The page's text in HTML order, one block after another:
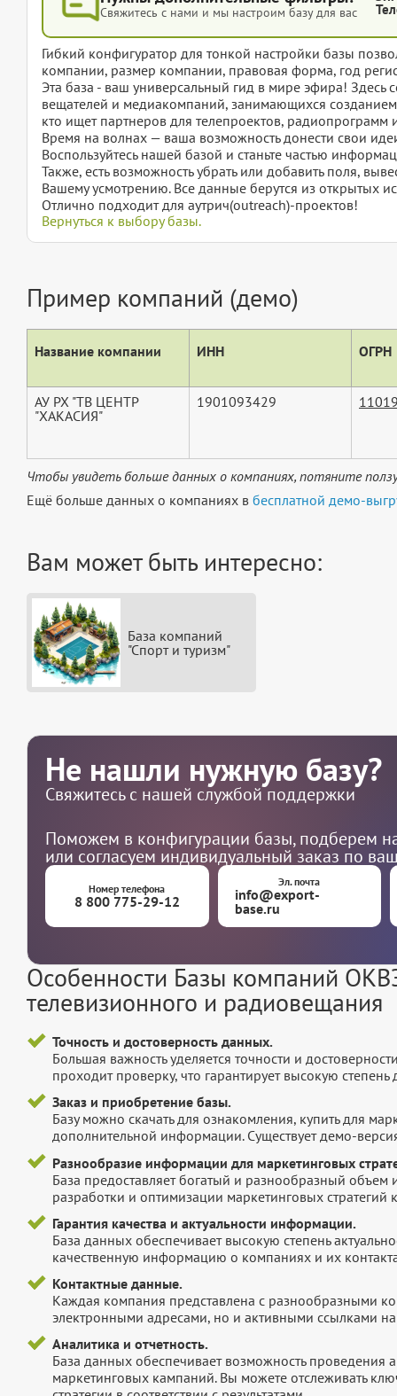
Свяжитесь с нами и мы настроим базу для вас
Гибкий конфигуратор для тонкой настройки базы
компании, размер компании, правовая форма, год
Эта база - ваш универсальный гид в мире эфира! Здесь
вещателей и медиакомпаний, занимающихся
кто ищет партнеров для телепроектов,
Время на волнах — ваша возможность донести свои
Воспользуйтесь нашей базой и станьте частью
Также, есть возможность убрать или добавить поля,
Вашему усмотрению. Все данные берутся из открытых
Отлично подходит для аутрич(outreach)-проектов!
Вернуться к выбору базы.
Пример компаний (демо)
Название компании ИНН ОГРН
АУ РХ "ТВ ЦЕНТР
"ХАКАСИЯ"
1901093429
Чтобы увидеть больше данных о компаниях, потяните
Ещё больше данных о компаниях в бесплатной демо-
Вам может быть интересно:
База компаний
"Спорт и туризм"
Не нашли нужную базу?
Свяжитесь с нашей службой поддержки
Поможем в конфигурации базы, подберем
или согласуем индивидуальный заказ по
Номер телефона
8 800 775-29-12
Эл. почта
info@export-
base.ru
Особенности Базы компаний
телевизионного и радиовещания
Точность и достоверность данных.
Большая важность уделяется точности и
проходит проверку, что гарантирует высокую
Заказ и приобретение базы.
Базу можно скачать для ознакомления, купить для
дополнительной информации. Существует демо-
Разнообразие информации для маркетинговых
База предоставляет богатый и разнообразный
разработки и оптимизации маркетинговых стратегий
Гарантия качества и актуальности информации.
База данных обеспечивает высокую степень
качественную информацию о компаниях и их
Контактные данные.
Каждая компания представлена с разнообразными
электронными адресами, но и активными ссылками
Аналитика и отчетность.
База данных обеспечивает возможность проведения
маркетинговых кампаний. Вы можете отслеживать